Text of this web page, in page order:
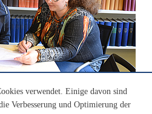
verwendet. Einige davon sind
Verbesserung und Optimierung der